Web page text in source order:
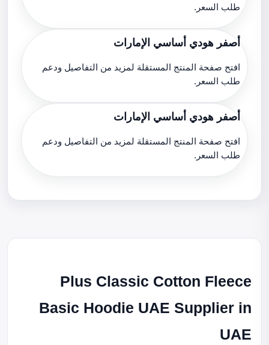
طلب السعر.
أصفر هودي أساسي الإمارات
افتح صفحة المنتج المستقلة لمزيد من التفاصيل ودعم
طلب السعر.
أصفر هودي أساسي الإمارات
افتح صفحة المنتج المستقلة لمزيد من التفاصيل ودعم
طلب السعر.
Plus Classic Cotton Fleece
Basic Hoodie UAE Supplier in
UAE